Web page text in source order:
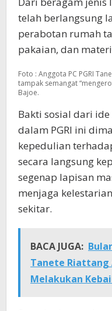
telah berlangsung
perabotan rumah
pakaian, dan
Foto : Anggota PC PGRI
tampak semangat
Bajoe.
Bakti sosial dari
dalam PGRI ini
kepedulian
secara langsung
segenap lapisan
menjaga
sekitar.
BACA JUGA:
Tanete Riattang
Melakukan